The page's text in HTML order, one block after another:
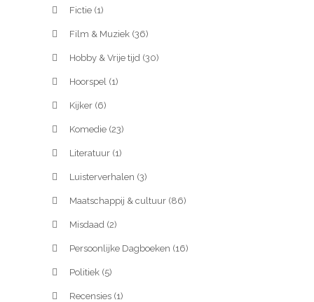
Fictie (1)
Film & Muziek (36)
Hobby & Vrije tijd (30)
Hoorspel (1)
Kijker (6)
Komedie (23)
Literatuur (1)
Luisterverhalen (3)
Maatschappij & cultuur (86)
Misdaad (2)
Persoonlijke Dagboeken (16)
Politiek (5)
Recensies (1)